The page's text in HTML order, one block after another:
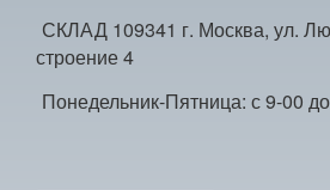
СКЛАД 109341 г. Москва, ул.
строение 4
Понедельник-Пятница: с 9-00